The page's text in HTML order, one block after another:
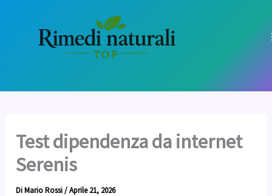
contenuto
Test dipendenza da internet
Serenis
DiMario Rossi/Aprile 21, 2026